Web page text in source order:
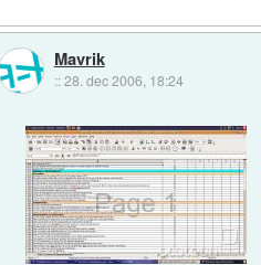
Mavrik
::28. dec 2006, 18:24